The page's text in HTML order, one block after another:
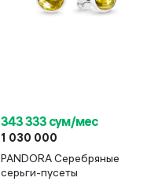
343 333 сум/мес
1 030 000
PANDORA Cеребряные
серьги-пусеты